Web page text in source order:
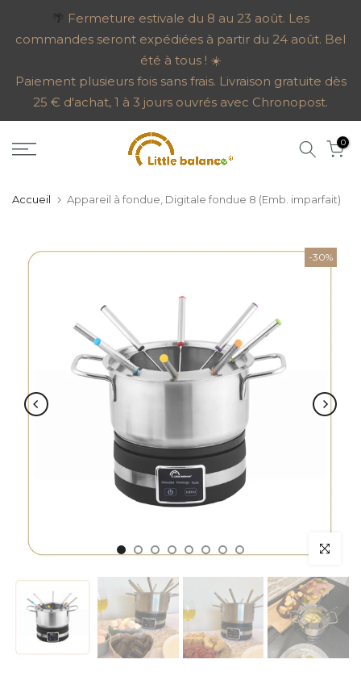
au
🌴 Fermeture estivale du 8 au 23 août. Les
commandes seront expédiées à partir du 24 août. Bel
été à tous ! ☀️
Paiement plusieurs fois sans frais. Livraison gratuite dès
25 € d'achat, 1 à 3 jours ouvrés avec Chronopost.
0
Accueil Appareil à fondue, Digitale fondue 8 (Emb. imparfait)
-30%